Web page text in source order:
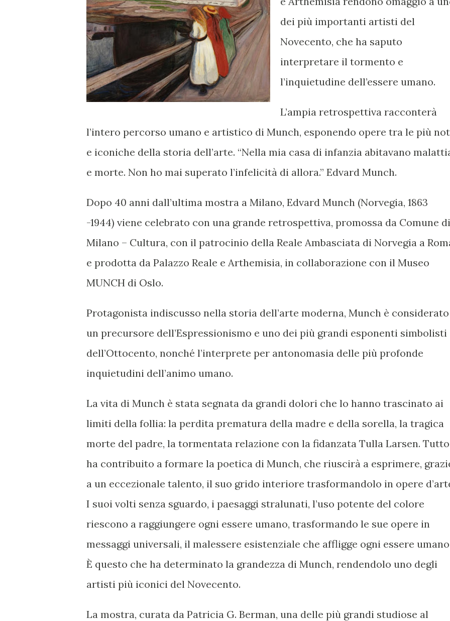
dei più importanti artisti del
Novecento, che ha saputo
interpretare il tormento e
l’inquietudine dell’essere umano.
L’ampia retrospettiva racconterà
l’intero percorso umano e artistico di Munch, esponendo opere tra le più
e iconiche della storia dell’arte. “Nella mia casa di infanzia abitavano
e morte. Non ho mai superato l’infelicità di allora.” Edvard Munch.
Dopo 40 anni dall’ultima mostra a Milano, Edvard Munch (Norvegia, 1863
-1944) viene celebrato con una grande retrospettiva, promossa da Comune di
Milano – Cultura, con il patrocinio della Reale Ambasciata di Norvegia a
e prodotta da Palazzo Reale e Arthemisia, in collaborazione con il Museo
MUNCH di Oslo.
Protagonista indiscusso nella storia dell’arte moderna, Munch è considerato
un precursore dell’Espressionismo e uno dei più grandi esponenti simbolisti
dell’Ottocento, nonché l’interprete per antonomasia delle più profonde
inquietudini dell’animo umano.
La vita di Munch è stata segnata da grandi dolori che lo hanno trascinato ai
limiti della follia: la perdita prematura della madre e della sorella, la tragica
morte del padre, la tormentata relazione con la fidanzata Tulla Larsen. Tutto
ha contribuito a formare la poetica di Munch, che riuscirà a esprimere,
a un eccezionale talento, il suo grido interiore trasformandolo in opere
I suoi volti senza sguardo, i paesaggi stralunati, l’uso potente del colore
riescono a raggiungere ogni essere umano, trasformando le sue opere in
messaggi universali, il malessere esistenziale che affligge ogni essere
È questo che ha determinato la grandezza di Munch, rendendolo uno degli
artisti più iconici del Novecento.
La mostra, curata da Patricia G. Berman, una delle più grandi studiose al